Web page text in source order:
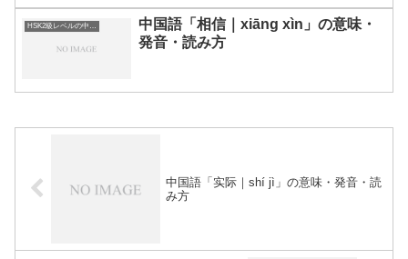
中国語「相信｜xiāng xìn」の意味・
発音・読み方
中国語「实际｜shí jì」の意味・発音・読
み方